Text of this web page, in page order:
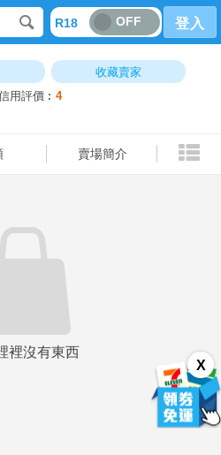
R18 OFF 登入
收藏賣家
用評價︰4
賣場簡介
X
裡沒有東西
賣場簡介